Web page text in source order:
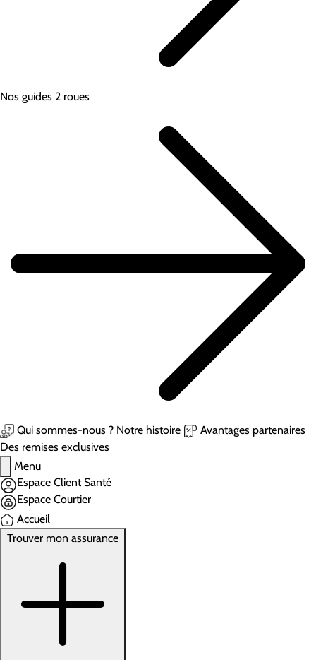
Nos guides 2 roues
Qui sommes-nous ? Notre histoire
Avantages partenaires
Des remises exclusives
Menu
Espace Client Santé
Espace Courtier
Accueil
Trouver mon assurance